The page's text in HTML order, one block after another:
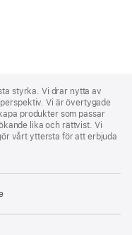
styrka. Vi drar nytta av
Vi är övertygade
produkter som passar
lika och rättvist. Vi
vårt yttersta för att erbjuda